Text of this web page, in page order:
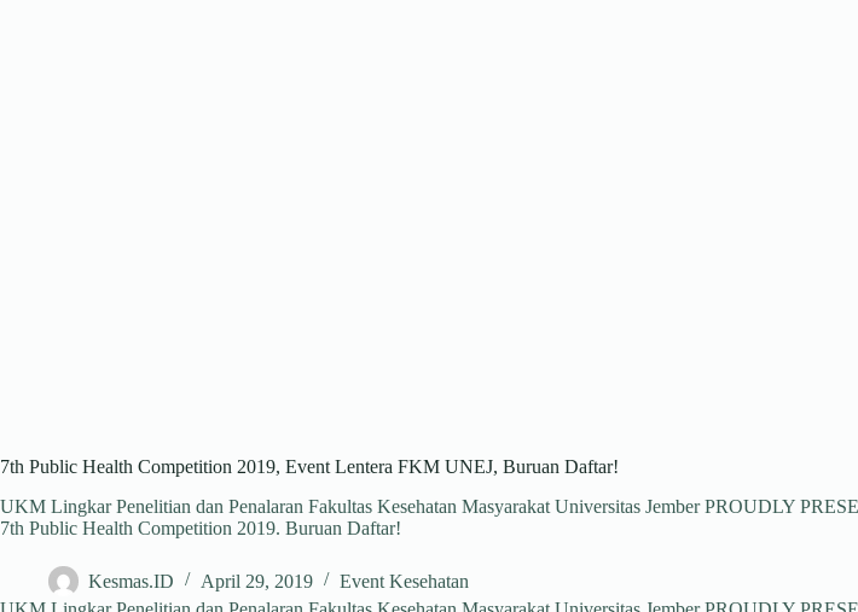
7th Public Health Competition 2019, Event Lentera FKM UNEJ, Buruan Daftar!
UKM Lingkar Penelitian dan Penalaran Fakultas Kesehatan Masyarakat Universitas Jember PROUDLY
7th Public Health Competition 2019. Buruan Daftar!
Kesmas.ID April 29, 2019
Event Kesehatan